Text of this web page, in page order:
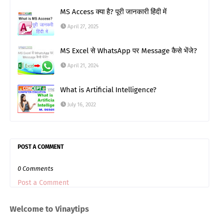
MS Access क्या है? पूरी जानकारी हिंदी में
April 27, 2025
MS Excel से WhatsApp पर Message कैसे भेंजे?
April 21, 2024
What is Artificial Intelligence?
July 16, 2022
POST A COMMENT
0 Comments
Post a Comment
Welcome to Vinaytips